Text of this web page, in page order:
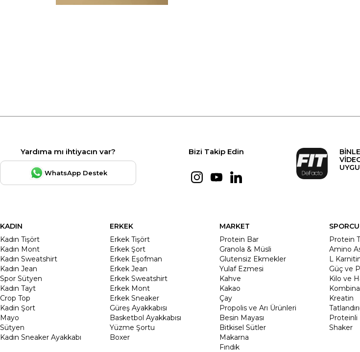
Yardıma mı ihtiyacın var?
WhatsApp Destek
Bizi Takip Edin
KADIN
Kadın Tişört
Kadın Mont
Kadın Sweatshirt
Kadın Jean
Spor Sütyen
Kadın Tayt
Crop Top
Kadin Şort
Mayo
Sütyen
Kadın Sneaker Ayakkabı
ERKEK
Erkek Tişört
Erkek Şort
Erkek Eşofman
Erkek Jean
Erkek Sweatshirt
Erkek Mont
Erkek Sneaker
Güreş Ayakkabısı
Basketbol Ayakkabısı
Yüzme Şortu
Boxer
MARKET
Protein Bar
Granola & Müsli
Glutensiz Ekmekler
Yulaf Ezmesi
Kahve
Kakao
Çay
Propolis ve Arı Ürünleri
Besin Mayası
Bitkisel Sütler
Makarna
Fındık
Protein
Amino
L
Güç ve
Kilo ve
Kreatin
Proteinli
Shaker